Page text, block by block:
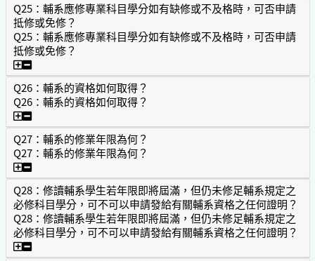
Q25：輔系應修專業科目學分如有缺修或不及格時，可否申請
抵修或免修？
Q25：輔系應修專業科目學分如有缺修或不及格時，可否申請
抵修或免修？
Q25：輔系應修專業科目學分如有缺修或不及格時，可否申
Q26：輔系的資格如何取得？
Q26：輔系的資格如何取得？
Q26：輔系的資格如何取得？
Q27：輔系的修業年限為何？
Q27：輔系的修業年限為何？
Q27：輔系的修業年限為何？
Q28：修讀輔系學生若年限即將屆滿，但仍未修足輔系規定之
必修科目學分，可不可以申請發給有關輔系資格之任何證明？
Q28：修讀輔系學生若年限即將屆滿，但仍未修足輔系規定之
必修科目學分，可不可以申請發給有關輔系資格之任何證明？
Q28：修讀輔系學生若年限即將屆滿，但仍未修足輔系規定